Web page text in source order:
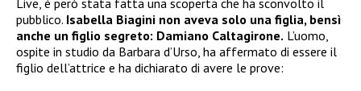
Live, è però stata fatta una scoperta che ha sconvolto il
pubblico. Isabella Biagini non aveva solo una figlia, bensì
anche un figlio segreto: Damiano Caltagirone. L’uomo,
ospite in studio da Barbara d’Urso, ha affermato di essere il
figlio dell’attrice e ha dichiarato di avere le prove: